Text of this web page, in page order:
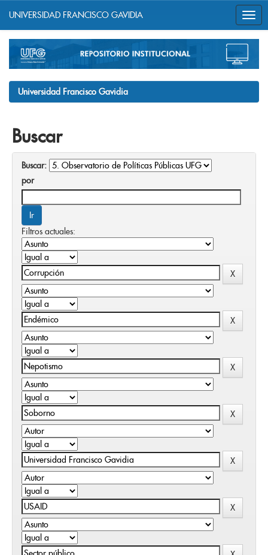
navigation
UNIVERSIDAD FRANCISCO GAVIDIA
Universidad Francisco Gavidia
Buscar
Buscar:
por
Filtros actuales: